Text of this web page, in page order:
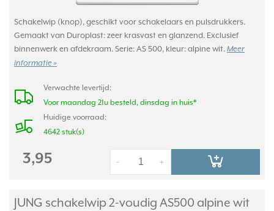
Schakelwip (knop), geschikt voor schakelaars en pulsdrukkers.
Gemaakt van Duroplast: zeer krasvast en glanzend. Exclusief
binnenwerk en afdekraam. Serie: AS 500, kleur: alpine wit. Meer
informatie »
Verwachte levertijd:
Voor maandag 21u besteld, dinsdag in huis*
Huidige voorraad:
4642 stuk(s)
3,95 +
-
JUNG schakelwip 2-voudig AS500 alpine wit